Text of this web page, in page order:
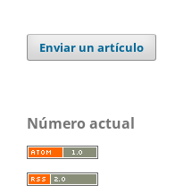
Enviar un artículo
Número actual